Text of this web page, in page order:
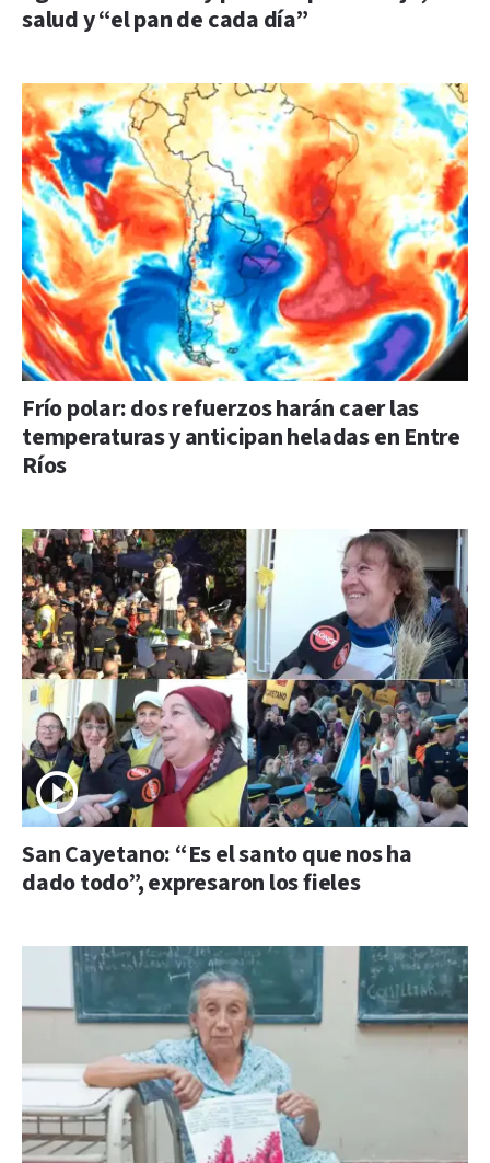
salud y “el pan de cada día”
Frío polar: dos refuerzos harán caer las
temperaturas y anticipan heladas en Entre
Ríos
San Cayetano: “Es el santo que nos ha
dado todo”, expresaron los fieles